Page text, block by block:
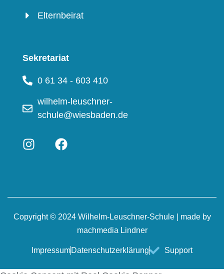
Elternbeirat
Sekretariat
0 61 34 - 603 410
wilhelm-leuschner-
schule@wiesbaden.de
Copyright © 2024 Wilhelm-Leuschner-Schule | made by
machmedia Lindner
ImpressumDatenschutzerklärung Support